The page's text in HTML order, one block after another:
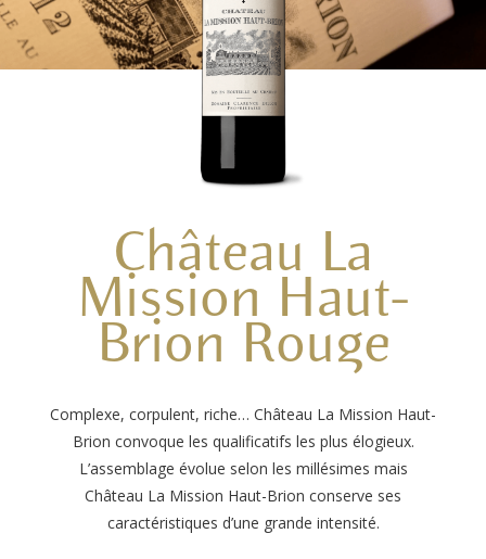
Château La
Mission Haut-
Brion Rouge
Complexe, corpulent, riche… Château La Mission Haut-
Brion convoque les qualificatifs les plus élogieux.
L’assemblage évolue selon les millésimes mais
Château La Mission Haut-Brion conserve ses
caractéristiques d’une grande intensité.